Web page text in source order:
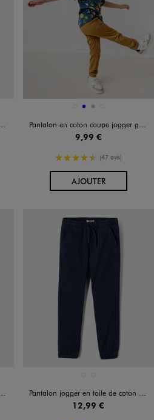
Disponible en 4 coloris
BEIGE FONCE
BLEUOCRE
Pantalon en coton coupe jogger garçon
9,99 €
4.5/5 de moyenne
(47 avis)
AJOUTERAU PANIER
Pantalon jogger en toile de coton stretch garçon
12,99 €